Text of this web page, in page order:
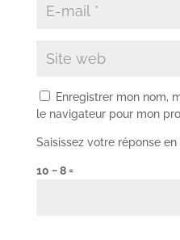
Enregistrer mon nom,
le navigateur pour mon
Saisissez votre réponse en
10 − 8 =